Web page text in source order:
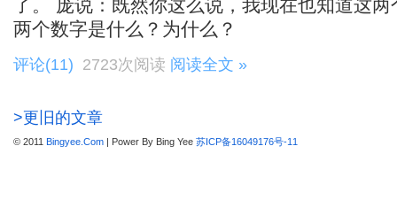
了。 庞说：既然你这么说，我现在也知道这
两个数字是什么？为什么？
评论(11) 2723次阅读 阅读全文 »
>更旧的文章
© 2011 Bingyee.Com | Power By Bing Yee 苏ICP备16049176号-11